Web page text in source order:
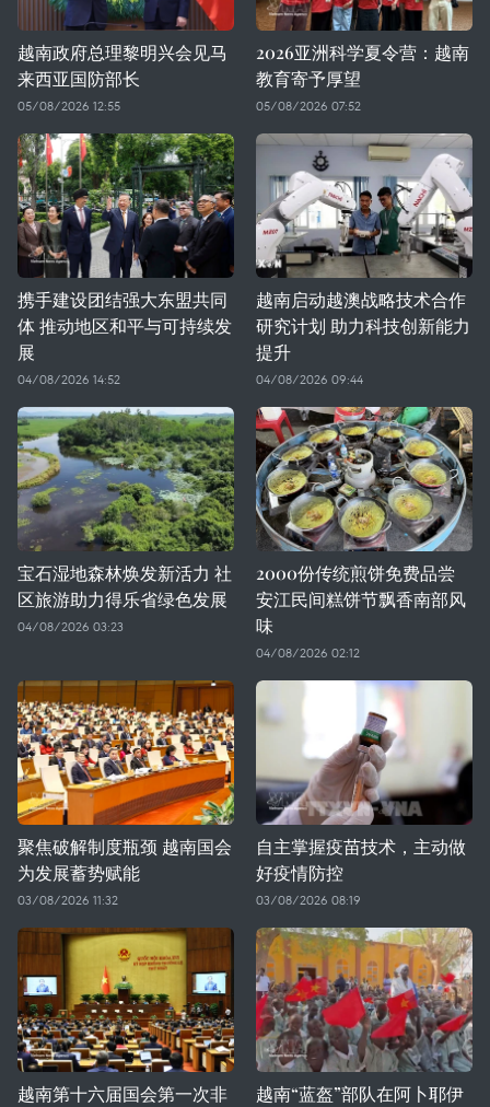
越南政府总理黎明兴会见马
来西亚国防部长
05/08/2026 12:55
2026亚洲科学夏令营：越南
教育寄予厚望
05/08/2026 07:52
携手建设团结强大东盟共同
体 推动地区和平与可持续发
展
04/08/2026 14:52
越南启动越澳战略技术合作
研究计划 助力科技创新能力
提升
04/08/2026 09:44
宝石湿地森林焕发新活力 社
区旅游助力得乐省绿色发展
04/08/2026 03:23
2000份传统煎饼免费品尝
安江民间糕饼节飘香南部风
味
04/08/2026 02:12
聚焦破解制度瓶颈 越南国会
为发展蓄势赋能
03/08/2026 11:32
自主掌握疫苗技术，主动做
好疫情防控
03/08/2026 08:19
越南第十六届国会第一次非
越南“蓝盔”部队在阿卜耶伊